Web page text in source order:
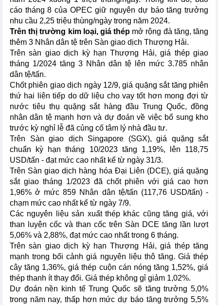
cáo tháng 8 của OPEC giữ nguyên dự báo tăng trưởng
nhu cầu 2,25 triệu thùng/ngày trong năm 2024.
Trên thị trường kim loại, giá thép mở rộng đà tăng, tăng
thêm 3 Nhân dân tệ trên Sàn giao dịch Thượng Hải.
Trên sàn giao dịch kỳ hạn Thượng Hải, giá thép giao
tháng 1/2024 tăng 3 Nhân dân tệ lên mức 3.785 nhân
dân tệ/tấn.
Chốt phiên giao dịch ngày 12/9, giá quặng sắt tăng phiên
thứ hai liên tiếp do dữ liệu cho vay tốt hơn mong đợi từ
nước tiêu thụ quặng sắt hàng đầu Trung Quốc, đồng
nhân dân tệ mạnh hơn và dự đoán về việc bổ sung kho
trước kỳ nghỉ lễ đã củng cố tâm lý nhà đầu tư.
Trên Sàn giao dịch Singapore (SGX), giá quặng sắt
chuẩn kỳ hạn tháng 10/2023 tăng 1,19%, lên 118,75
USD/tấn - đạt mức cao nhất kể từ ngày 31/3.
Trên Sàn giao dịch hàng hóa Đại Liên (DCE), giá quặng
sắt giao tháng 1/2023 đã chốt phiên với giá cao hơn
1,96% ở mức 859 Nhân dân tệ/tấn (117,76 USD/tấn) -
chạm mức cao nhất kể từ ngày 7/9.
Các nguyên liệu sản xuất thép khác cũng tăng giá, với
than luyện cốc và than cốc trên Sàn DCE tăng lần lượt
5,06% và 2,88%, đạt mức cao nhất trong 6 tháng.
Trên sàn giao dịch kỳ hạn Thượng Hải, giá thép tăng
mạnh trong bối cảnh giá nguyên liệu thô tăng. Giá thép
cây tăng 1,36%, giá thép cuộn cán nóng tăng 1,52%, giá
thép thanh ít thay đổi. Giá thép không gỉ giảm 1,02%.
Dự đoán nền kinh tế Trung Quốc sẽ tăng trưởng 5,0%
trong năm nay, thấp hơn mức dự báo tăng trưởng 5,5%